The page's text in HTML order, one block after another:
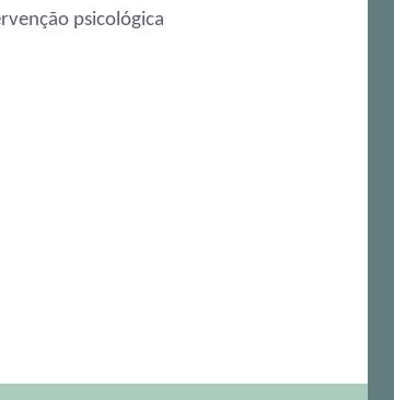
psicológica